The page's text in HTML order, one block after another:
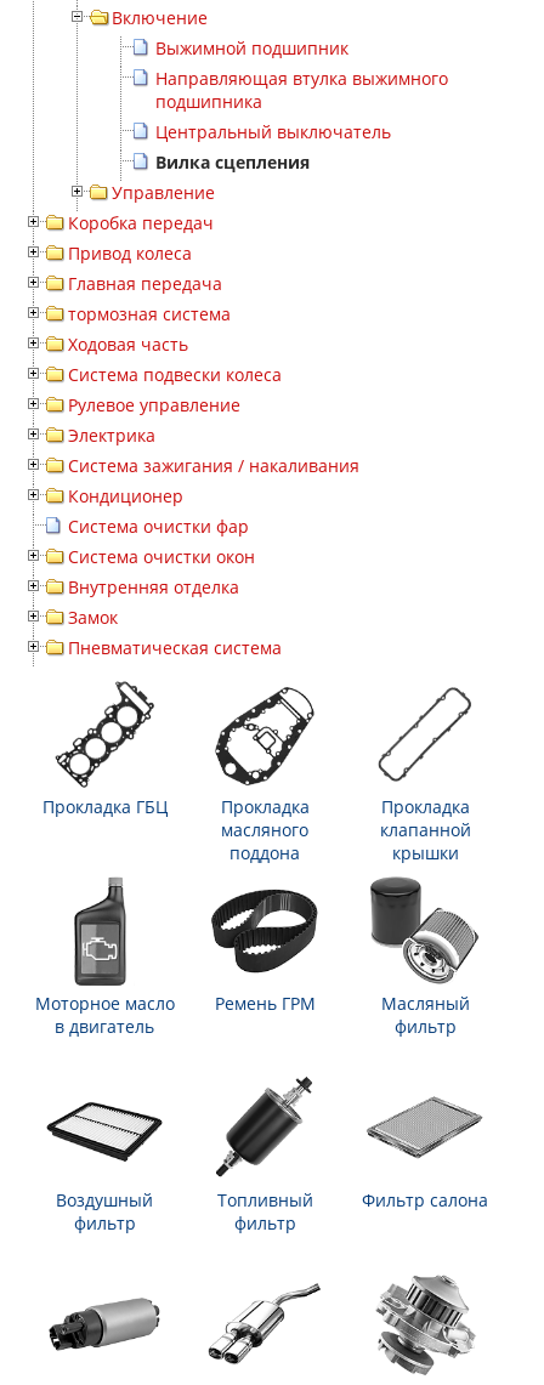
Включение
Выжимной подшипник
Направляющая втулка выжимного
подшипника
Центральный выключатель
Вилка сцепления
Управление
Коробка передач
Привод колеса
Главная передача
тормозная система
Ходовая часть
Система подвески колеса
Рулевое управление
Электрика
Система зажигания / накаливания
Кондиционер
Система очистки фар
Система очистки окон
Внутренняя отделка
Замок
Пневматическая система
Прокладка ГБЦ
Прокладка
масляного
поддона
Прокладка
клапанной
крышки
Моторное масло
в двигатель
Ремень ГРМ
Масляный
фильтр
Воздушный
фильтр
Топливный
фильтр
Фильтр салона